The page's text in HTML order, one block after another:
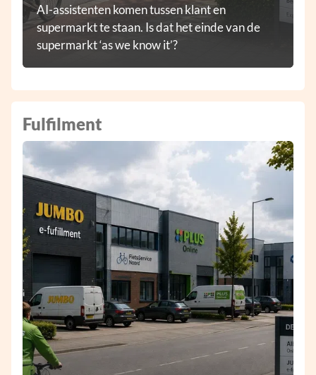
AI-assistenten komen tussen klant en
supermarkt te staan. Is dat het einde van de
supermarkt ‘as we know it’?
Fulfilment